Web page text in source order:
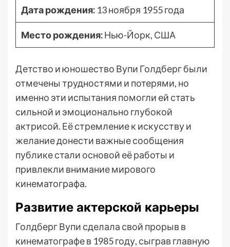
Дата рождения: 13 ноября 1955 года
Место рождения:Нью-Йорк, США
Детство и юношество Вупи Голдберг были
отмечены трудностями и потерями, но
именно эти испытания помогли ей стать
сильной и эмоционально глубокой
актрисой. Её стремление к искусству и
желание донести важные сообщения
публике стали основой её работы и
привлекли внимание мирового
кинематографа.
Развитие актерской карьеры
Голдберг Вупи сделала свой прорыв в
кинематографе в 1985 году, сыграв главную